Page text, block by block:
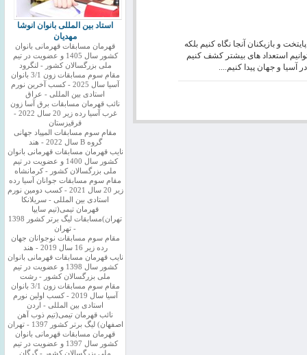
و بازیکنان آنجا نگاه کنیم بلکه
استعداد های بیشتر کشف کنیم
آسیا و جهان پیدا کنیم....
استاد بین المللی بانوان انوشا
مهدیان
قهرمان مسابقات قهرمانی بانوان
کشور سال 1405 و عضویت در تیم
ملی بزرگسالان کشور - لنگرود
مقام سوم مسابقات زون 3/1 بانوان
آسیا سال 2025 - کسب آخرین نورم
استادی بین المللی - عراق
نائب قهرمان مسابقات برق آسا زون
غرب آسیا رده زیر 20 سال 2022 -
قرقیزستان
مقام سوم مسابقات المپیاد جهانی
گروه B سال 2022 - هند
نایب قهرمان مسابقات قهرمانی بانوان
کشور سال 1400 و عضویت در تیم
ملی بزرگسالان کشور - کرمانشاه
مقام سوم مسابقات جوانان آسیا رده
زیر 20 سال 2021 - کسب دومین نورم
استادی بین المللی - سریلانکا
قهرمان تیمی(تیم سایپا
تهران)مسابقات لیگ برتر کشور 1398
- تهران
مقام سوم مسابقات نوجوانان جهان
رده زیر 16 سال 2019 - هند
نایب قهرمان مسابقات قهرمانی بانوان
کشور سال 1398 و عضویت در تیم
ملی بزرگسالان کشور - رشت
مقام سوم مسابقات زون 3/1 بانوان
آسیا سال 2019 - کسب اولین نورم
استادی بین المللی - اردن
نائب قهرمان تیمی(تیم ذوب آهن
اصفهان) لیگ برتر کشور 1397 - تهران
قهرمان مسابقات قهرمانی بانوان
کشور سال 1397 و عضویت در تیم
ملی بزرگسالان کشور - گرگان